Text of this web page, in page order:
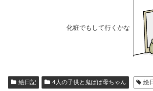
化粧でもして行くかな
絵日記 4人の子供と鬼ばば母ちゃん 絵